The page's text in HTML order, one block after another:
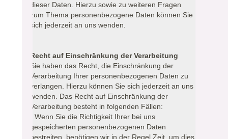
dieser Daten. Hierzu sowie zu weiteren Fragen
zum Thema personenbezogene Daten können Sie
sich jederzeit an uns wenden.
Recht auf Einschränkung der Verarbeitung
Sie haben das Recht, die Einschränkung der
Verarbeitung Ihrer personenbezogenen Daten zu
verlangen. Hierzu können Sie sich jederzeit an uns
wenden. Das Recht auf Einschränkung der
Verarbeitung besteht in folgenden Fällen:
- Wenn Sie die Richtigkeit Ihrer bei uns
gespeicherten personenbezogenen Daten
bestreiten, benötigen wir in der Regel Zeit, um dies